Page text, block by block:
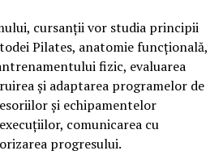
cursanții vor studia principii
Pilates, anatomie funcțională,
fizic, evaluarea
și adaptarea programelor de
și echipamentelor
comunicarea cu
progresului.